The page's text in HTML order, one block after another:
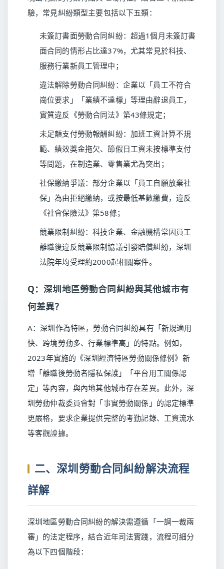
驗，常見糾紛類型主要包括以下五類：
未簽訂書面勞動合同糾紛：超過1個月未簽訂書
面合同的情形占比達37%，尤其常見於科技、
服務行業新員工管理中；
違法解除勞動合同糾紛：企業以「員工不符合
崗位要求」「業績不達標」等理由辭退員工，
實質違反《勞動合同法》第43條規定；
未足額支付勞動報酬糾紛：加班工資計算不規
範、績效獎金拖欠、節假日工資未按標準支付
等問題，在制造業、零售業尤為突出；
社保繳納爭議：部分企業以「員工自願放棄社
保」為由拒絕繳納，或按最低基數繳費，違反
《社會保險法》第58條；
競業限制糾紛：科技企業、金融機構常因員工
離職後違反競業限制協議引發賠償糾紛，深圳
法院年均受理約2000起相關案件。
Q：深圳地區勞動合同糾紛與其他城市有
何差異？
A：深圳作為特區，勞動合同糾紛具有「新規適用
快、跨境勞動多、行業標準高」的特點。例如，
2023年實施的《深圳經濟特區勞動關係條例》新
增「離職後勞動者隱私保護」「平台用工關係認
定」等內容，與內地其他城市存在差異。此外，深
圳勞動仲裁委員會對「事實勞動關係」的認定標準
更嚴格，要求企業提供完整的考勤記錄、工資流水
等客觀證據。
二、深圳勞動合同糾紛解決流程
詳解
深圳地區勞動合同糾紛的解決需遵循「一調一裁兩
審」的法定程序，結合近年司法實踐，流程可細分
為以下四個階段：